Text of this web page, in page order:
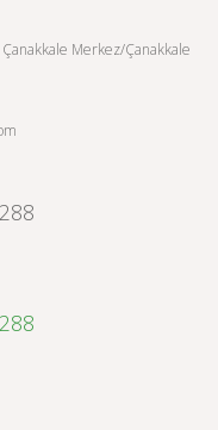
Merkez/Çanakkale